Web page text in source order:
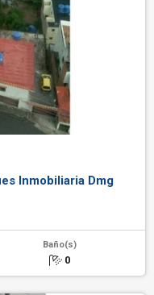
Inmobiliaria Dmg
Baño(s)
0